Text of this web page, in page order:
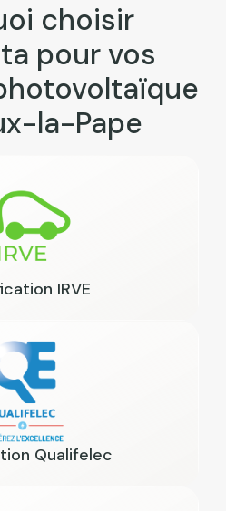
choisir
pour vos
la-Pape
IRVE
Qualifelec